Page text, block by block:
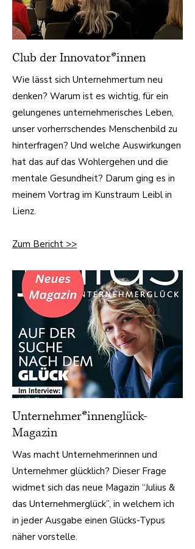
Club der Innovator*innen
Wie lässt sich Unternehmertum neu
denken? Warum ist es wichtig, für ein
gelungenes unternehmerisches Leben,
unser vorherrschendes Menschenbild zu
hinterfragen? Und welche Auswirkungen
hat das auf das Wohlergehen und die
mentale Gesundheit? Darum ging es in
meinem Vortrag im Kunstraum Leibl in
Lienz.
Zum Bericht >>
Unternehmer*innenglück-
Magazin
Was macht Unternehmerinnen und
Unternehmer glücklich? Dieser Frage
widmet sich das neue Magazin “Julius &
das Unternehmerglück”, in welchem ich
in jeder Ausgabe einen Glücks-Typus
näher vorstelle.